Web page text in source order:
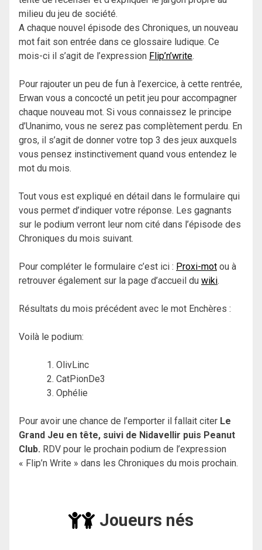
milieu du jeu de société.
A chaque nouvel épisode des Chroniques, un nouveau
mot fait son entrée dans ce glossaire ludique. Ce
mois-ci il s’agit de l’expression Flip’n’write.
Pour rajouter un peu de fun à l’exercice, à cette rentrée,
Erwan vous a concocté un petit jeu pour accompagner
chaque nouveau mot. Si vous connaissez le principe
d’Unanimo, vous ne serez pas complètement perdu. En
gros, il s’agit de donner votre top 3 des jeux auxquels
vous pensez instinctivement quand vous entendez le
mot du mois.
Tout vous est expliqué en détail dans le formulaire qui
vous permet d’indiquer votre réponse. Les gagnants
sur le podium verront leur nom cité dans l’épisode des
Chroniques du mois suivant.
Pour compléter le formulaire c’est ici : Proxi-mot ou à
retrouver également sur la page d’accueil du wiki.
Résultats du mois précédent avec le mot Enchères :
Voilà le podium:
OlivLinc
CatPionDe3
Ophélie
Pour avoir une chance de l’emporter il fallait citer Le
Grand Jeu en tête, suivi de Nidavellir puis Peanut
Club. RDV pour le prochain podium de l’expression
« Flip’n Write » dans les Chroniques du mois prochain.
Joueurs nés